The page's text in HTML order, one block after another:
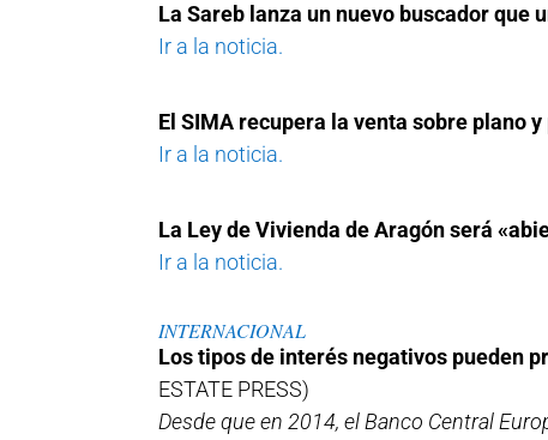
La Sareb lanza un nuevo buscador que
Ir a la noticia.
El SIMA recupera la venta sobre plano
Ir a la noticia.
La Ley de Vivienda de Aragón será
Ir a la noticia.
INTERNACIONAL
Los tipos de interés negativos pueden
ESTATE PRESS)
Desde que en 2014, el Banco Central